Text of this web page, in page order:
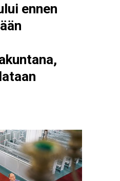
ennen